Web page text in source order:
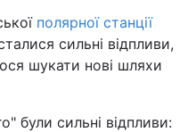
полярної станції
сильні відпливи,
шукати нові шляхи
були сильні відпливи: